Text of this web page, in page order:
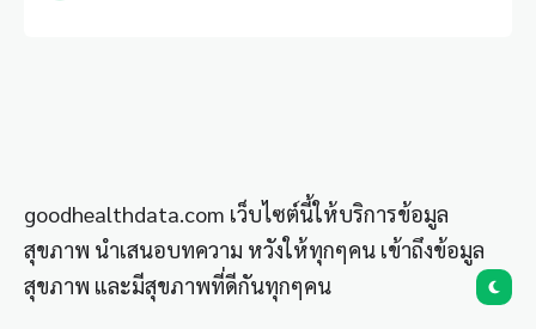
goodhealthdata.com เว็บไซต์นี้ให้บริการข้อมูล
สุขภาพ นำเสนอบทความ หวังให้ทุกๆคน เข้าถึงข้อมูล
สุขภาพ และมีสุขภาพที่ดีกันทุกๆคน